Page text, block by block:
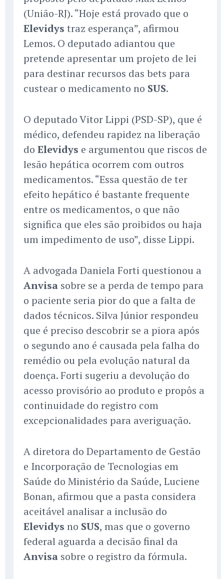
(União-RJ). “Hoje está provado que o
Elevidys traz esperança”, afirmou
Lemos. O deputado adiantou que
pretende apresentar um projeto de lei
para destinar recursos das bets para
custear o medicamento no SUS.
O deputado Vitor Lippi (PSD-SP), que é
médico, defendeu rapidez na liberação
do Elevidys e argumentou que riscos de
lesão hepática ocorrem com outros
medicamentos. “Essa questão de ter
efeito hepático é bastante frequente
entre os medicamentos, o que não
significa que eles são proibidos ou haja
um impedimento de uso”, disse Lippi.
A advogada Daniela Forti questionou a
Anvisa sobre se a perda de tempo para
o paciente seria pior do que a falta de
dados técnicos. Silva Júnior respondeu
que é preciso descobrir se a piora após
o segundo ano é causada pela falha do
remédio ou pela evolução natural da
doença. Forti sugeriu a devolução do
acesso provisório ao produto e propôs a
continuidade do registro com
excepcionalidades para averiguação.
A diretora do Departamento de Gestão
e Incorporação de Tecnologias em
Saúde do Ministério da Saúde, Luciene
Bonan, afirmou que a pasta considera
aceitável analisar a inclusão do
Elevidys no SUS, mas que o governo
federal aguarda a decisão final da
Anvisa sobre o registro da fórmula.